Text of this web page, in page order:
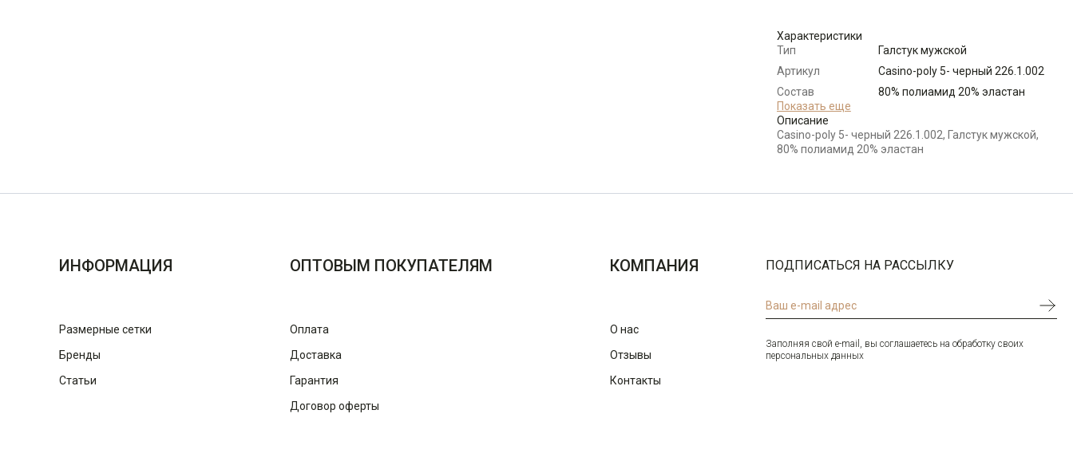
Характеристики
Тип
Галстук мужской
Артикул
Casino-poly 5- черный 226.1.002
Состав
сырья
80% полиамид 20% эластан
Бренд
Цвет
Черный
Показать еще
Описание
Casino-poly 5- черный 226.1.002, Галстук мужской,
80% полиамид 20% эластан
ИНФОРМАЦИЯ
Размерные сетки
Бренды
Статьи
ОПТОВЫМ ПОКУПАТЕЛЯМ
Оплата
Доставка
Гарантия
Договор оферты
КОМПАНИЯ
О нас
Отзывы
Контакты
ПОДПИСАТЬСЯ НА РАССЫЛКУ
Заполняя свой e-mail, вы соглашаетесь на обработку своих
персональных данных